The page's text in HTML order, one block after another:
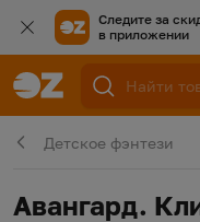
Следите за
в приложении
Детское фэнтези
Авангард.